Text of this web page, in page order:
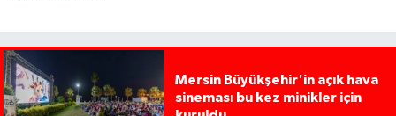
Mersin Büyükşehir'in açık hava
sineması bu kez minikler için